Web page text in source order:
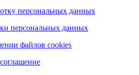
персональных данных
персональных данных
файлов cookies